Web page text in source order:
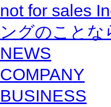
not for sales
ングのことな
NEWS
COMPANY
BUSINESS